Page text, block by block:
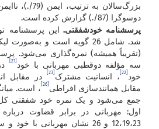
دوسوگرا (87/.) گزارش کرده است.
پرسشنامه خودشفقتی.
(تقریباً همیشه) نمره‌گذاری می‌شود.
سه مؤلفه دوقطبی مهربانی با خود
خود
، انسانیت مشترک [23] در مقابل
مقابل همانندسازی افراطی [26]
جمع می‌شود و یک نمره خود شفقتی